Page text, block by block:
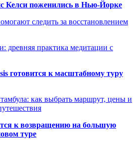
Келси поженились в Нью-Йорке
следить за восстановлением
древняя практика медитации с
готовится к масштабному туру
как выбрать маршрут, цены и
к возвращению на большую
туре